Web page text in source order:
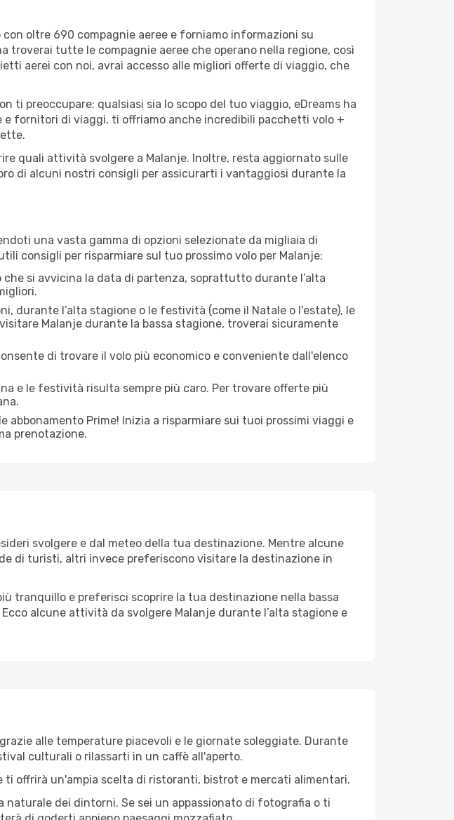
oltre 690 compagnie aeree e forniamo informazioni su
tutte le compagnie aeree che operano nella regione, così
aerei con noi, avrai accesso alle migliori offerte di viaggio, che
ti preoccupare: qualsiasi sia lo scopo del tuo viaggio, eDreams ha
e fornitori di viaggi, ti offriamo anche incredibili pacchetti volo +
quali attività svolgere a Malanje. Inoltre, resta aggiornato sulle
di alcuni nostri consigli per assicurarti i vantaggiosi durante la
una vasta gamma di opzioni selezionate da migliaia di
consigli per risparmiare sul tuo prossimo volo per Malanje:
si avvicina la data di partenza, soprattutto durante l’alta
durante l’alta stagione o le festività (come il Natale o l'estate), le
Malanje durante la bassa stagione, troverai sicuramente
di trovare il volo più economico e conveniente dall'elenco
e le festività risulta sempre più caro. Per trovare offerte più
Prime! Inizia a risparmiare sui tuoi prossimi viaggi e
prenotazione.
svolgere e dal meteo della tua destinazione. Mentre alcune
di turisti, altri invece preferiscono visitare la destinazione in
tranquillo e preferisci scoprire la tua destinazione nella bassa
alcune attività da svolgere Malanje durante l’alta stagione e
alle temperature piacevoli e le giornate soleggiate. Durante
culturali o rilassarti in un caffè all'aperto.
ti offrirà un'ampia scelta di ristoranti, bistrot e mercati alimentari.
dei dintorni. Se sei un appassionato di fotografia o ti